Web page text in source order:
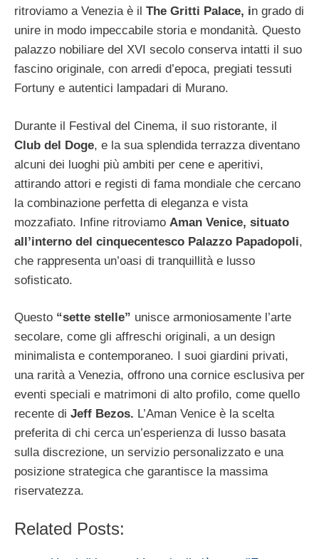
ritroviamo a Venezia è il The Gritti Palace, in grado di
unire in modo impeccabile storia e mondanità. Questo
palazzo nobiliare del XVI secolo conserva intatti il suo
fascino originale, con arredi d’epoca, pregiati tessuti
Fortuny e autentici lampadari di Murano.
Durante il Festival del Cinema, il suo ristorante, il
Club del Doge, e la sua splendida terrazza diventano
alcuni dei luoghi più ambiti per cene e aperitivi,
attirando attori e registi di fama mondiale che cercano
la combinazione perfetta di eleganza e vista
mozzafiato. Infine ritroviamo Aman Venice, situato
all’interno del cinquecentesco Palazzo Papadopoli,
che rappresenta un’oasi di tranquillità e lusso
sofisticato.
Questo “sette stelle” unisce armoniosamente l’arte
secolare, come gli affreschi originali, a un design
minimalista e contemporaneo. I suoi giardini privati,
una rarità a Venezia, offrono una cornice esclusiva per
eventi speciali e matrimoni di alto profilo, come quello
recente di Jeff Bezos. L’Aman Venice è la scelta
preferita di chi cerca un’esperienza di lusso basata
sulla discrezione, un servizio personalizzato e una
posizione strategica che garantisce la massima
riservatezza.
Related Posts: